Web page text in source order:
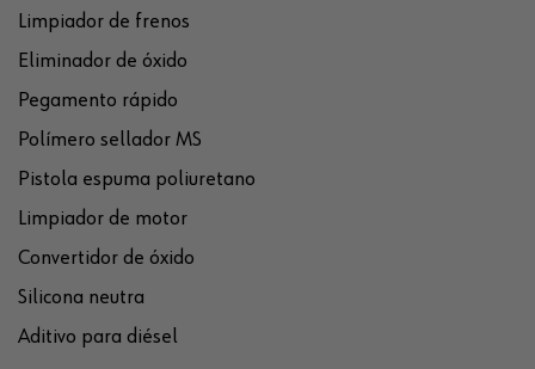
Limpiador de frenos
Eliminador de óxido
Pegamento rápido
Polímero sellador MS
Pistola espuma poliuretano
Limpiador de motor
Convertidor de óxido
Silicona neutra
Aditivo para diésel